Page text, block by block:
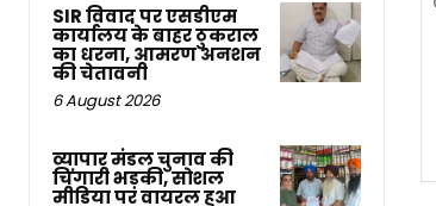
SIR विवाद पर एसडीएम
कार्यालय के बाहर ठुकराल
का धरना, आमरण अनशन
की चेतावनी
6 August 2026
व्यापार मंडल चुनाव की
चिंगारी भड़की, सोशल
मीडिया पर वायरल हुआ